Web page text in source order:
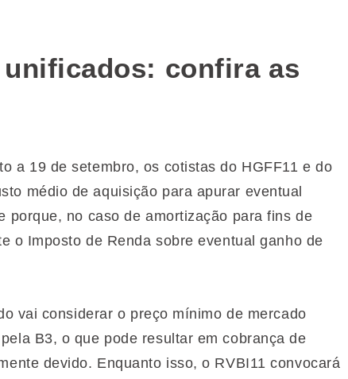
confira as
a 19 de setembro, os cotistas do HGFF11 e do
médio de aquisição para apurar eventual
porque, no caso de amortização para fins de
o Imposto de Renda sobre eventual ganho de
vai considerar o preço mínimo de mercado
B3, o que pode resultar em cobrança de
devido. Enquanto isso, o RVBI11 convocará